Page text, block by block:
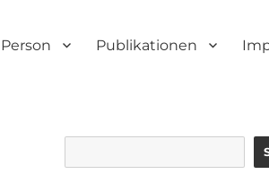
Person Publikationen